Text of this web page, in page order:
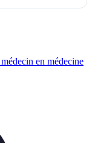
en médecine